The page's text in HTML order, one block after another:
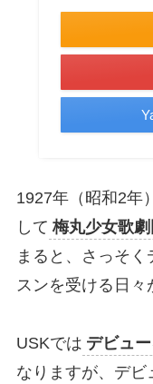
1927年（昭和2年
して 梅丸少女歌劇
まると、さっそ
スンを受ける日々
USKでは デビュ
なりますが、デ